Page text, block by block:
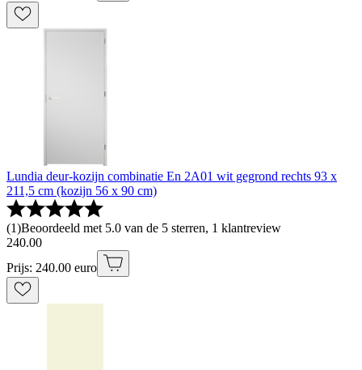
Lundia deur-kozijn combinatie En 2A01 wit gegrond rechts 93 x
211,5 cm (kozijn 56 x 90 cm)
(1)Beoordeeld met 5.0 van de 5 sterren, 1 klantreview
240.00
Prijs: 240.00 euro